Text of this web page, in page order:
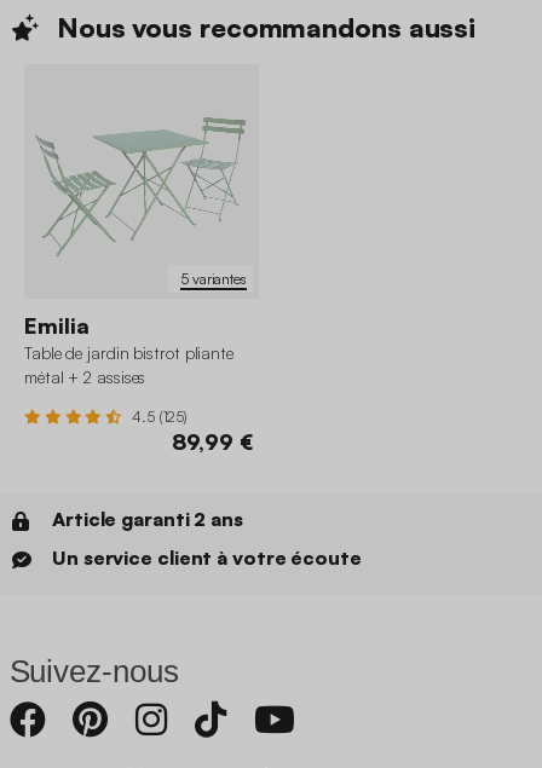
Nous vous recommandons aussi
5 variantes
Emilia
Table de jardin bistrot pliante
métal + 2 assises
4.5 (125)
89,99 €
Article garanti 2 ans
Un service client à votre écoute
Suivez-nous